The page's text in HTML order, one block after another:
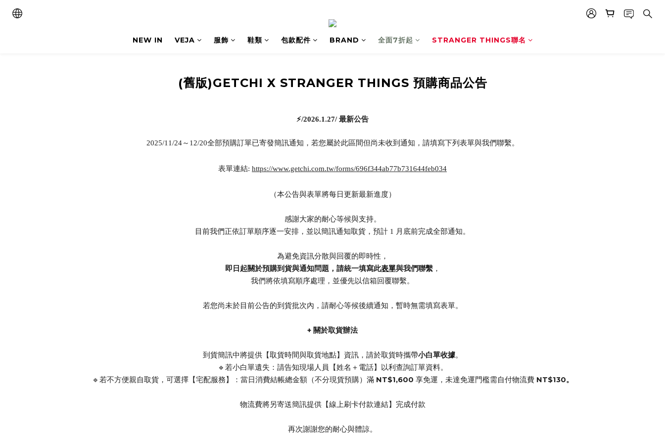
NEW IN VEJA 服飾 鞋類 包款配件 BRAND 全面7折起 STRANGER THINGS聯名
(舊版)GETCHI X STRANGER THINGS 預購商品公告
⚡/2026.1.27/ 最新公告
2025/11/24～12/20全部預購訂單已寄發簡訊通知，若您屬於此區間但尚未收到通知，請填寫下列表單與我們聯繫。
表單連結: https://www.getchi.com.tw/forms/696f344ab77b731644feb034
（本公告與表單將每日更新最新進度）
感謝大家的耐心等候與支持。
目前我們正依訂單順序逐一安排，並以簡訊通知取貨，預計 1 月底前完成全部通知。
為避免資訊分散與回覆的即時性，
即日起關於預購到貨與通知問題，請統一填寫此表單與我們聯繫，
我們將依填寫順序處理，並優先以信箱回覆聯繫。
若您尚未於目前公告的到貨批次內，請耐心等候後續通知，暫時無需填寫表單。
+ 關於取貨辦法
到貨簡訊中將提供【取貨時間與取貨地點】資訊，請於取貨時攜帶小白單收據。
🔹若小白單遺失：請告知現場人員【姓名＋電話】以利查詢訂單資料。
🔹若不方便親自取貨，可選擇【宅配服務】：當日消費結帳總金額（不分現貨預購）滿 NT$1,600 享免運，未達免運門檻需自付物流費 NT$130。
物流費將另寄送簡訊提供【線上刷卡付款連結】完成付款
再次謝謝您的耐心與體諒。